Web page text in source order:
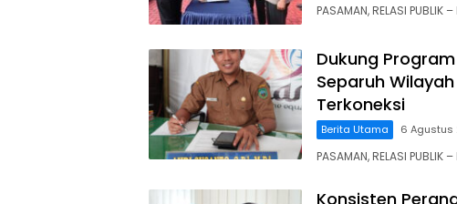
PASAMAN, RELASI
Dukung
Separuh
Terkoneksi
Berita Utama 6 Agustus
PASAMAN, RELASI
Konsisten